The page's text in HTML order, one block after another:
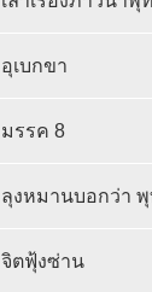
อุเบกขา
มรรค 8
ลุงหมานบอกว่า
จิตฟุ้งซ่าน